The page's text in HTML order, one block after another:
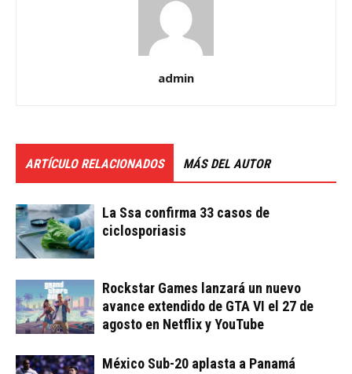
admin
ARTÍCULO RELACIONADOS MÁS DEL AUTOR
La Ssa confirma 33 casos de
ciclosporiasis
Rockstar Games lanzará un nuevo
avance extendido de GTA VI el 27 de
agosto en Netflix y YouTube
México Sub-20 aplasta a Panamá